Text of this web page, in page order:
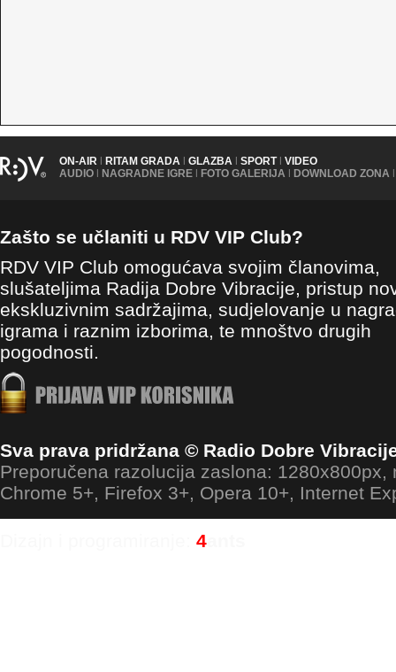
ON-AIR | RITAM GRADA | GLAZBA | SPORT | VIDEO
AUDIO | NAGRADNE IGRE | FOTO GALERIJA | DOWNLOAD ZONA |
Zašto se učlaniti u RDV VIP Club?
RDV VIP Club omogućava svojim članovima,
slušateljima Radija Dobre Vibracije, pristup
ekskluzivnim sadržajima, sudjelovanje u
igrama i raznim izborima, te mnoštvo drugih
pogodnosti.
Sva prava pridržana © Radio Dobre
Preporučena razolucija zaslona: 1280x800px,
Chrome 5+, Firefox 3+, Opera 10+, Internet
4